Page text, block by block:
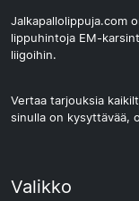
Jalkapallolippuja.com
lippuhintoja EM-
liigoihin.
Vertaa tarjouksia
sinulla on kysyttävää,
Valikko